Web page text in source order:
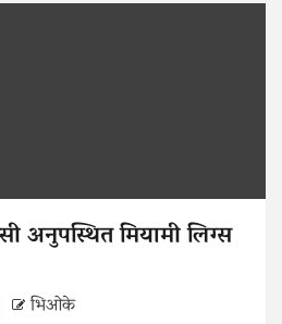
अनुपस्थित मियामी लिग्स
भिओके